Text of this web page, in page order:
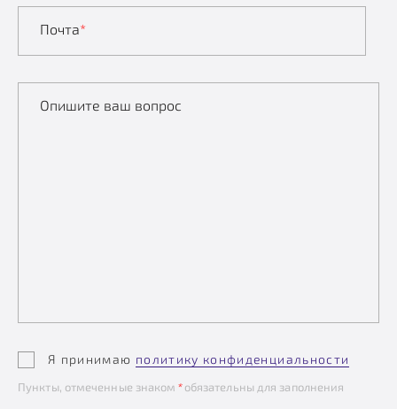
Почта*
Опишите ваш вопрос
Я принимаю политику конфиденциальности
Пункты, отмеченные знаком *обязательны для заполнения